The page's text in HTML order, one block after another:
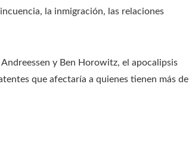
la inmigración, las relaciones
y Ben Horowitz, el apocalipsis
que afectaría a quienes tienen más de